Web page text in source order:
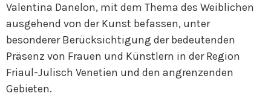
Valentina Danelon, mit dem Thema des Weiblichen
ausgehend von der Kunst befassen, unter
besonderer Berücksichtigung der bedeutenden
Präsenz von Frauen und Künstlern in der Region
Friaul-Julisch Venetien und den angrenzenden
Gebieten.